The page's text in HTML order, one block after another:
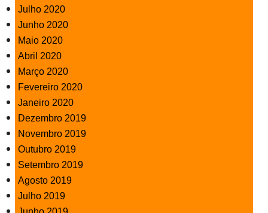
Julho 2020
Junho 2020
Maio 2020
Abril 2020
Março 2020
Fevereiro 2020
Janeiro 2020
Dezembro 2019
Novembro 2019
Outubro 2019
Setembro 2019
Agosto 2019
Julho 2019